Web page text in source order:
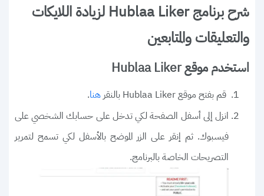
شرح برنامج Hublaa Liker لزيادة اللايكات
والتعليقات والمتابعين
استخدم موقع Hublaa Liker
قم بفتح موقع Hublaa Liker بالنقر هنا.
انزل إلى أسفل الصفحة لكي تدخل على حسابك الشخصي على
فيسبوك. ثم إنقر على الزر الموضح بالأسفل لكي تسمح لتمرير
التصريحات الخاصة بالبرنامج.